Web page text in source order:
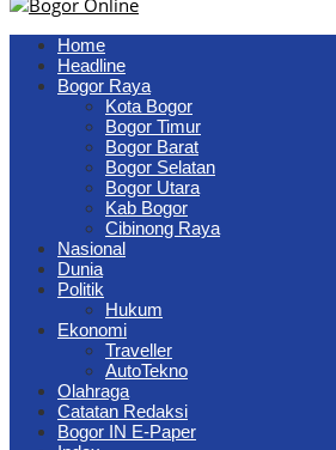
Home
Headline
Bogor Raya
Kota Bogor
Bogor Timur
Bogor Barat
Bogor Selatan
Bogor Utara
Kab Bogor
Cibinong Raya
Nasional
Dunia
Politik
Hukum
Ekonomi
Traveller
AutoTekno
Olahraga
Catatan Redaksi
Bogor IN E-Paper